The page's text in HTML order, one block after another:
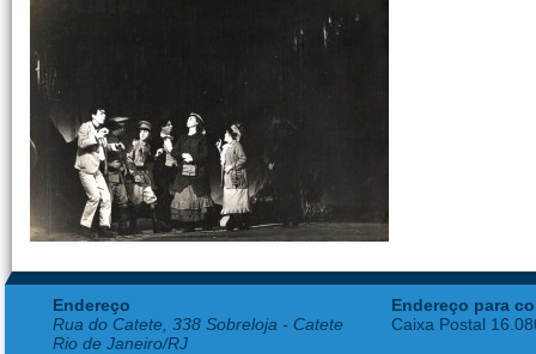
Endereço
Rua do Catete, 338 Sobreloja - Catete
Rio de Janeiro/RJ
Endereço para
Caixa Postal